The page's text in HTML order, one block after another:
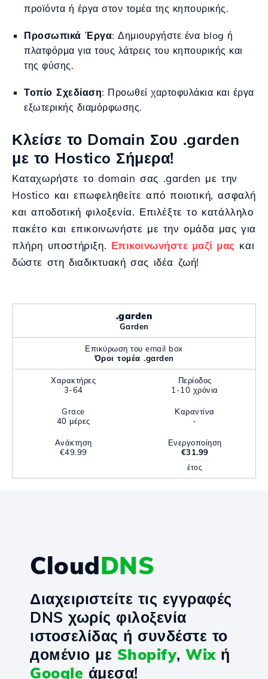
προϊόντα ή έργα στον τομέα της κηπουρικής.
Προσωπικά Έργα: Δημιουργήστε ένα blog ή
πλατφόρμα για τους λάτρεις του κηπουρικής και
της φύσης.
Τοπίο Σχεδίαση: Προωθεί χαρτοφυλάκια και έργα
εξωτερικής διαμόρφωσης.
Κλείσε το Domain Σου .garden
με το Hostico Σήμερα!
Καταχωρήστε το domain σας .garden με την
Hostico και επωφεληθείτε από ποιοτική, ασφαλή
και αποδοτική φιλοξενία. Επιλέξτε το κατάλληλο
πακέτο και επικοινωνήστε με την ομάδα μας για
πλήρη υποστήριξη. Επικοινωνήστε μαζί μας και
δώστε στη διαδικτυακή σας ιδέα ζωή!
.garden
Garden
Επικύρωση του email box
Όροι τομέα .garden
Χαρακτήρες
3-64
Περίοδος
1-10 χρόνια
Grace
40 μέρες
Καραντίνα
-
Ανάκτηση
€49.99
Ενεργοποίηση
€31.99
έτος
CloudDNS
Διαχειριστείτε τις εγγραφές
DNS χωρίς φιλοξενία
ιστοσελίδας ή συνδέστε το
домένιο με Shopify, Wixή
Google άμεσα!